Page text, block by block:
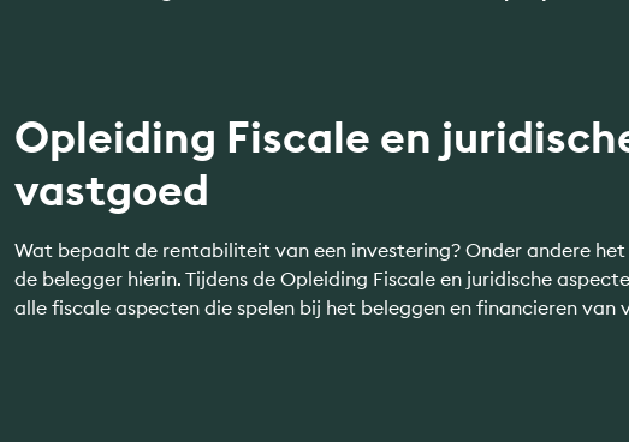
Opleiding Fiscale en
vastgoed
Wat bepaalt de rentabiliteit van een investering? Onder andere het
de belegger hierin. Tijdens de Opleiding Fiscale en juridische
alle fiscale aspecten die spelen bij het beleggen en financieren van